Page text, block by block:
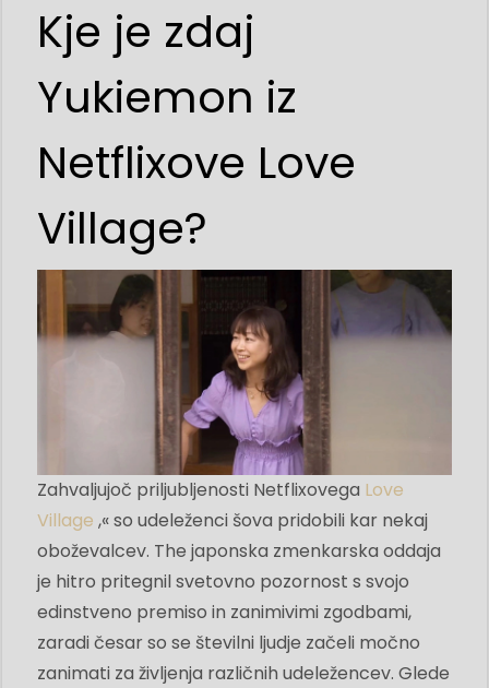
Kje je zdaj
Yukiemon iz
Netflixove Love
Village?
Zahvaljujoč priljubljenosti Netflixovega Love
Village ,« so udeleženci šova pridobili kar nekaj
oboževalcev. The japonska zmenkarska oddaja
je hitro pritegnil svetovno pozornost s svojo
edinstveno premiso in zanimivimi zgodbami,
zaradi česar so se številni ljudje začeli močno
zanimati za življenja različnih udeležencev. Glede